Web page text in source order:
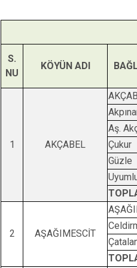
S.
NU
KÖYÜN ADI
1 AKÇABEL
Aş.
Çukur
Güzle
2 AŞAĞIMESCİT